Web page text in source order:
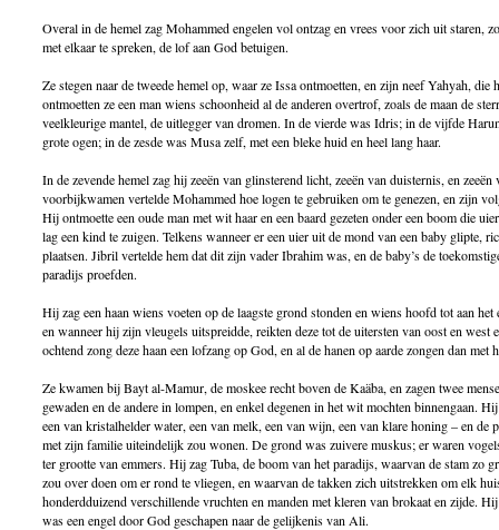
Overal in de hemel zag Mohammed engelen vol ontzag en vrees voor zich uit staren,
met elkaar te spreken, de lof aan God betuigen.
Ze stegen naar de tweede hemel op, waar ze Issa ontmoetten, en zijn neef Yahyah, die
ontmoetten ze een man wiens schoonheid al de anderen overtrof, zoals de maan de
veelkleurige mantel, de uitlegger van dromen. In de vierde was Idris; in de vijfde
grote ogen; in de zesde was Musa zelf, met een bleke huid en heel lang haar.
In de zevende hemel zag hij zeeën van glinsterend licht, zeeën van duisternis, en zeeën
voorbijkwamen vertelde Mohammed hoe logen te gebruiken om te genezen, en zijn
Hij ontmoette een oude man met wit haar en een baard gezeten onder een boom die
lag een kind te zuigen. Telkens wanneer er een uier uit de mond van een baby glipte,
plaatsen. Jibril vertelde hem dat dit zijn vader Ibrahim was, en de baby’s de
paradijs proefden.
Hij zag een haan wiens voeten op de laagste grond stonden en wiens hoofd tot aan
en wanneer hij zijn vleugels uitspreidde, reikten deze tot de uitersten van oost en west
ochtend zong deze haan een lofzang op God, en al de hanen op aarde zongen dan met
Ze kwamen bij Bayt al-Mamur, de moskee recht boven de Kaäba, en zagen twee
gewaden en de andere in lompen, en enkel degenen in het wit mochten binnengaan.
een van kristalhelder water, een van melk, een van wijn, een van klare honing – en de
met zijn familie uiteindelijk zou wonen. De grond was zuivere muskus; er waren
ter grootte van emmers. Hij zag Tuba, de boom van het paradijs, waarvan de stam zo
zou over doen om er rond te vliegen, en waarvan de takken zich uitstrekken om elk
honderdduizend verschillende vruchten en manden met kleren van brokaat en zijde.
was een engel door God geschapen naar de gelijkenis van Ali.